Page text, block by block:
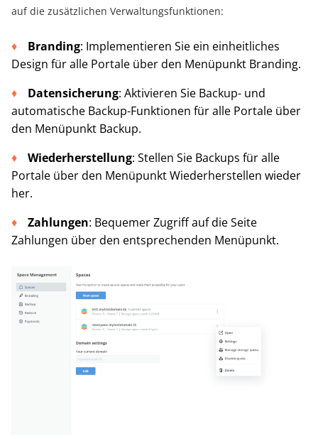
auf die zusätzlichen Verwaltungsfunktionen:
Branding: Implementieren Sie ein einheitliches
Design für alle Portale über den Menüpunkt Branding.
Datensicherung: Aktivieren Sie Backup- und
automatische Backup-Funktionen für alle Portale über
den Menüpunkt Backup.
Wiederherstellung: Stellen Sie Backups für alle
Portale über den Menüpunkt Wiederherstellen wieder
her.
Zahlungen: Bequemer Zugriff auf die Seite
Zahlungen über den entsprechenden Menüpunkt.